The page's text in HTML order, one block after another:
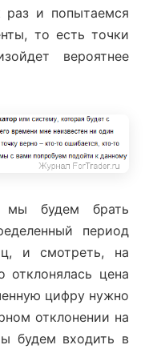
раз и попытаемся
то есть точки
вероятнее
мы будем брать
период
и смотреть, на
отклонялась цена
цифру нужно
отклонении на
будем входить в